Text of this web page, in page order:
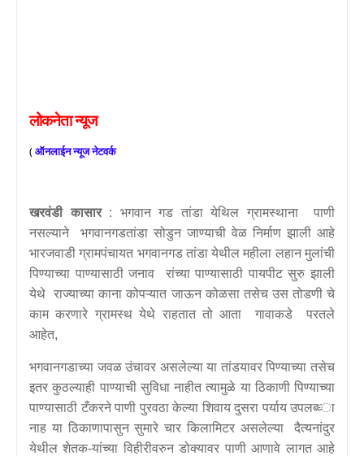
लोकनेतान्यूज
(ऑनलाईनन्यूजनेटवर्क
खरवंडी कासार : भगवान गड तांडा येथिल ग्रामस्थाना पाणी
नसल्याने भगवानगडतांडा सोडुन जाण्याची वेळ निर्माण झाली आहे
भारजवाडी ग्रामपंचायत भगवानगड तांडा येथील महीला लहान मुलांची
पिण्याच्या पाण्यासाठी जनाव रांच्या पाण्यासाठी पायपीट सुरु झाली
येथे राज्याच्या काना कोपऱ्यात जाऊन कोळसा तसेच उस तोडणी चे
काम करणारे ग्रामस्थ येथे राहतात तो आता गावाकडे परतले
आहेत,
भगवानगडाच्या जवळ उंचावर असलेल्या या तांडयावर पिण्याच्या तसेच
इतर कुठल्याही पाण्याची सुविधा नाहीत त्यामुळे या ठिकाणी पिण्याच्या
पाण्यासाठी टँकरने पाणी पुरवठा केल्या शिवाय दुसरा पर्याय उपलब्ध्‍ा
नाह या ठिकाणापासुन सुमारे चार किलामिटर असलेल्या दैत्यनांदुर
येथील शेतक-यांच्या विहीरीवरुन डोक्यावर पाणी आणावे लागत आहे